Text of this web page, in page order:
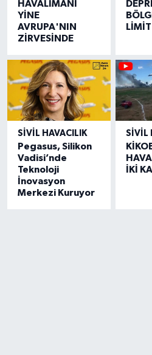
HAVALİMANI
YİNE
AVRUPA'NIN
ZİRVESİNDE
LİMİT
SIVIL HAVACILIK
Pegasus, Silikon
Vadisi’nde
Teknoloji
İnovasyon
Merkezi Kuruyor
SIVIL
İKİ